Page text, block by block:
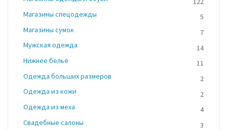
Магазины спецодежды
5
Магазины сумок
7
Мужская одежда
14
Нижнее белье
11
Одежда больших размеров
2
Одежда из кожи
2
Одежда из меха
4
Свадебные салоны
3